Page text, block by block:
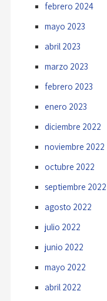
febrero 2024
mayo 2023
abril 2023
marzo 2023
febrero 2023
enero 2023
diciembre 2022
noviembre 2022
octubre 2022
septiembre 2022
agosto 2022
julio 2022
junio 2022
mayo 2022
abril 2022